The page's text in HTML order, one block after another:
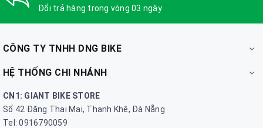
Đổi trả hàng trong vòng 03 ngày
CÔNG TY TNHH DNG BIKE
HỆ THỐNG CHI NHÁNH
CN1: GIANT BIKE STORE
Số 42 Đặng Thai Mai, Thanh Khê, Đà Nẵng
Tel: 0916790059